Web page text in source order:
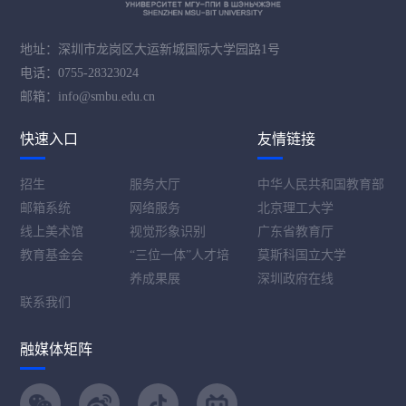
地址：深圳市龙岗区大运新城国际大学园路1号
电话：0755-28323024
邮箱：info@smbu.edu.cn
快速入口
招生
服务大厅
邮箱系统
网络服务
线上美术馆
视觉形象识别
教育基金会
“三位一体”人才培
养成果展
联系我们
友情链接
中华人民共和国教育部
北京理工大学
广东省教育厅
莫斯科国立大学
深圳政府在线
融媒体矩阵